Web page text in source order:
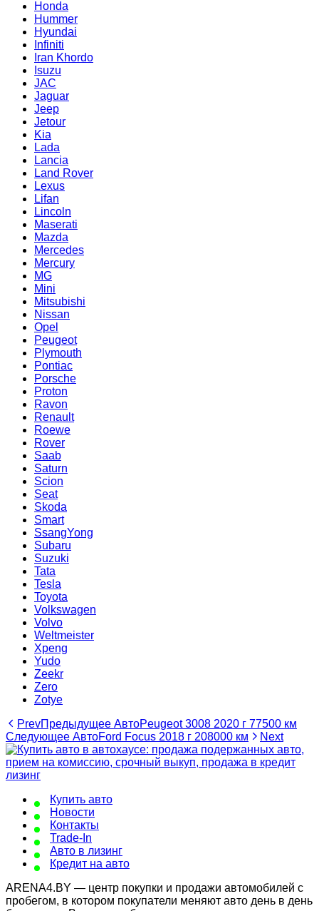
Honda
Hummer
Hyundai
Infiniti
Iran Khordo
Isuzu
JAC
Jaguar
Jeep
Jetour
Kia
Lada
Lancia
Land Rover
Lexus
Lifan
Lincoln
Maserati
Mazda
Mercedes
Mercury
MG
Mini
Mitsubishi
Nissan
Opel
Peugeot
Plymouth
Pontiac
Porsche
Proton
Ravon
Renault
Roewe
Rover
Saab
Saturn
Scion
Seat
Skoda
Smart
SsangYong
Subaru
Suzuki
Tata
Tesla
Toyota
Volkswagen
Volvo
Weltmeister
Xpeng
Yudo
Zeekr
Zero
Zotye
PrevПредыдущее АвтоPeugeot 3008 2020 г 77500 км
Следующее АвтоFord Focus 2018 г 208000 км Next
Купить авто
Новости
Контакты
Trade-In
Авто в лизинг
Кредит на авто
ARENA4.BY — центр покупки и продажи автомобилей с
пробегом, в котором покупатели меняют авто день в день